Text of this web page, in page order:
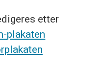
etter
plakaten